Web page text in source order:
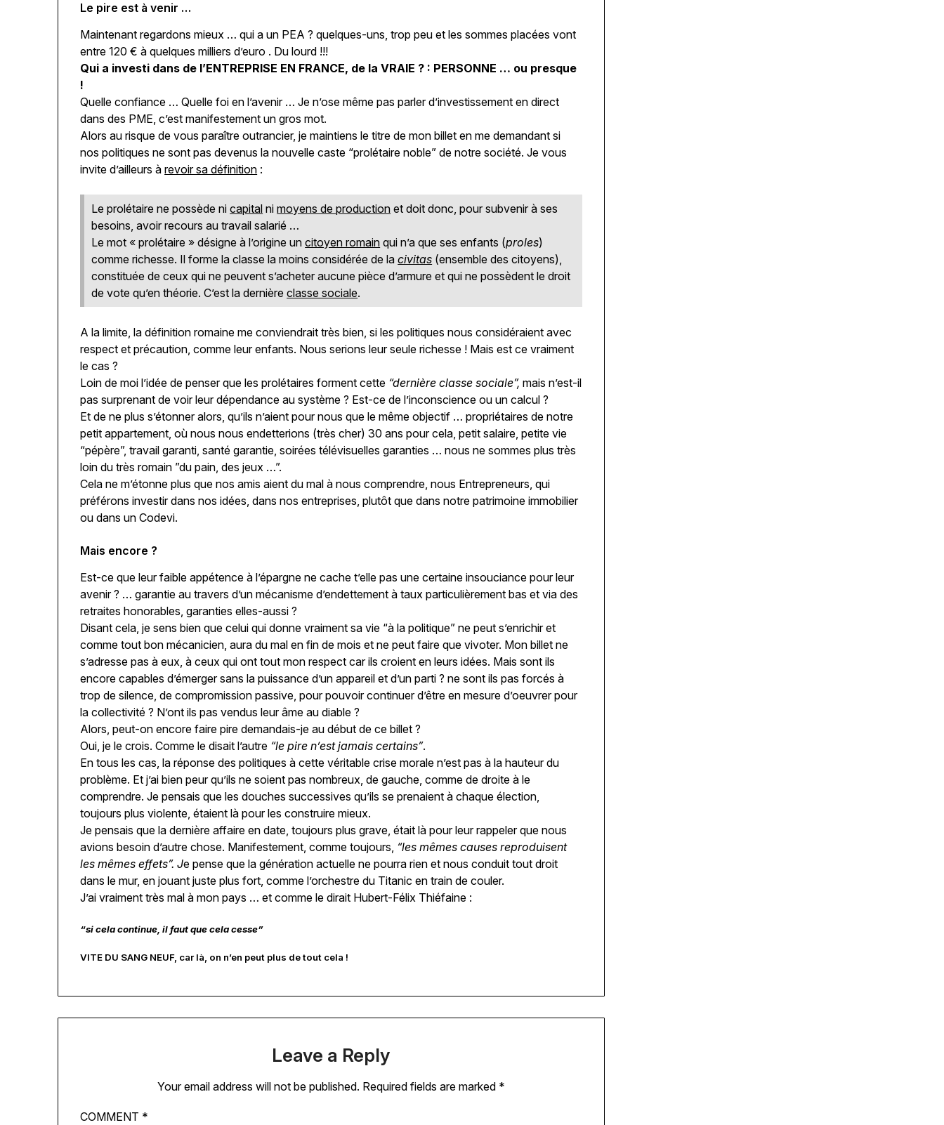
Le pire est à venir …
Maintenant regardons mieux … qui a un PEA ? quelques-uns, trop peu et les sommes placées vont
entre 120 € à quelques milliers d’euro . Du lourd !!!
Qui a investi dans de l’ENTREPRISE EN FRANCE, de la VRAIE ? : PERSONNE … ou presque
!
Quelle confiance … Quelle foi en l’avenir … Je n’ose même pas parler d’investissement en direct
dans des PME, c’est manifestement un gros mot.
Alors au risque de vous paraître outrancier, je maintiens le titre de mon billet en me demandant si
nos politiques ne sont pas devenus la nouvelle caste “prolétaire noble” de notre société. Je vous
invite d’ailleurs àrevoir sa définition :
Le prolétaire ne possède nicapital nimoyens de production et doit donc, pour subvenir à ses
besoins, avoir recours au travail salarié …
Le mot « prolétaire » désigne à l’origine uncitoyen romain qui n’a que ses enfants (proles)
comme richesse. Il forme la classe la moins considérée de lacivitas (ensemble des citoyens),
constituée de ceux qui ne peuvent s’acheter aucune pièce d’armure et qui ne possèdent le droit
de vote qu’en théorie. C’est la dernièreclasse sociale.
A la limite, la définition romaine me conviendrait très bien, si les politiques nous considéraient avec
respect et précaution, comme leur enfants. Nous serions leur seule richesse ! Mais est ce vraiment
le cas ?
Loin de moi l’idée de penser que les prolétaires forment cette “dernière classe sociale”,mais n’est-il
pas surprenant de voir leur dépendance au système ? Est-ce de l’inconscience ou un calcul ?
Et de ne plus s’étonner alors, qu’ils n’aient pour nous que le même objectif … propriétaires de notre
petit appartement, où nous nous endetterions (très cher) 30 ans pour cela, petit salaire, petite vie
“pépère”, travail garanti, santé garantie, soirées télévisuelles garanties … nous ne sommes plus très
loin du très romain ”du pain, des jeux …”.
Cela ne m’étonne plus que nos amis aient du mal à nous comprendre, nous Entrepreneurs, qui
préférons investir dans nos idées, dans nos entreprises, plutôt que dans notre patrimoine immobilier
ou dans un Codevi.
Mais encore ?
Est-ce que leur faible appétence à l’épargne ne cache t’elle pas une certaine insouciance pour leur
avenir ? … garantie au travers d’un mécanisme d’endettement à taux particulièrement bas et via des
retraites honorables, garanties elles-aussi ?
Disant cela, je sens bien que celui qui donne vraiment sa vie “à la politique” ne peut s’enrichir et
comme tout bon mécanicien, aura du mal en fin de mois et ne peut faire que vivoter. Mon billet ne
s’adresse pas à eux, à ceux qui ont tout mon respect car ils croient en leurs idées. Mais sont ils
encore capables d’émerger sans la puissance d’un appareil et d’un parti ? ne sont ils pas forcés à
trop de silence, de compromission passive, pour pouvoir continuer d’être en mesure d’oeuvrer pour
la collectivité ? N’ont ils pas vendus leur âme au diable ?
Alors, peut-on encore faire pire demandais-je au début de ce billet ?
Oui, je le crois. Comme le disait l’autre “le pire n’est jamais certains”.
En tous les cas, la réponse des politiques à cette véritable crise morale n’est pas à la hauteur du
problème. Et j’ai bien peur qu’ils ne soient pas nombreux, de gauche, comme de droite à le
comprendre. Je pensais que les douches successives qu’ils se prenaient à chaque élection,
toujours plus violente, étaient là pour les construire mieux.
Je pensais que la dernière affaire en date, toujours plus grave, était là pour leur rappeler que nous
avions besoin d’autre chose. Manifestement, comme toujours, “les mêmes causes reproduisent
les mêmes effets”. Je pense que la génération actuelle ne pourra rien et nous conduit tout droit
dans le mur, en jouant juste plus fort, comme l’orchestre du Titanic en train de couler.
J’ai vraiment très mal à mon pays … et comme le dirait Hubert-Félix Thiéfaine :
“si cela continue, il faut que cela cesse”
VITE DU SANG NEUF, car là, on n’en peut plus de tout cela !
Leave a Reply
Your email address will not be published. Required fields are marked *
COMMENT *